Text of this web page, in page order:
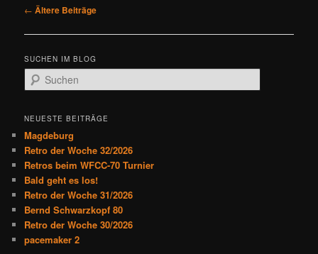
B
i
r
a
v
i
g
a
t
i
o
← Ältere Beiträge
SUCHEN IM BLOG
u
h
n
NEUESTE BEITRÄGE
Magdeburg
Retro der Woche 32/2026
Retros beim WFCC-70 Turnier
Bald geht es los!
Retro der Woche 31/2026
Bernd Schwarzkopf 80
Retro der Woche 30/2026
pacemaker 2